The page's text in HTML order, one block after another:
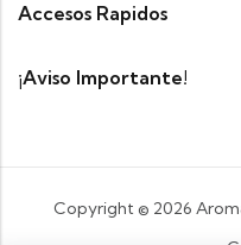
Accesos Rapidos
¡Aviso Importante!
Copyright © 2026